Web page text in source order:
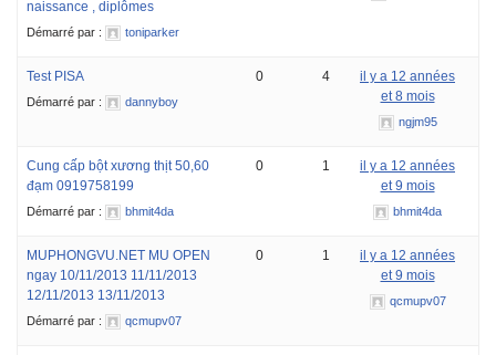
naissance , diplômes
Démarré par : toniparker
Test PISA
Démarré par : dannyboy
0 4
il y a 12 années
et 8 mois
ngjm95
Cung cấp bột xương thịt 50,60
đạm 0919758199
Démarré par : bhmit4da
0 1
il y a 12 années
et 9 mois
bhmit4da
MUPHONGVU.NET MU OPEN
ngay 10/11/2013 11/11/2013
12/11/2013 13/11/2013
Démarré par : qcmupv07
0 1
il y a 12 années
et 9 mois
qcmupv07